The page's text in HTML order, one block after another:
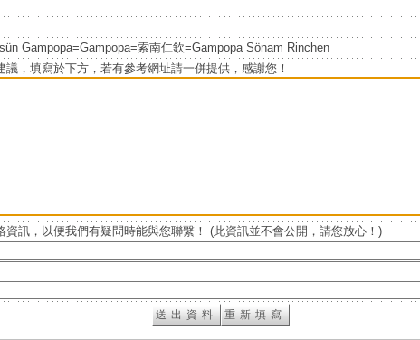
Gampopa=Gampopa=索南仁欽=Gampopa Sönam Rinchen
議，填寫於下方，若有參考網址請一併提供，感謝您！
資訊，以便我們有疑問時能與您聯繫！ (此資訊並不會公開，請您放心！)